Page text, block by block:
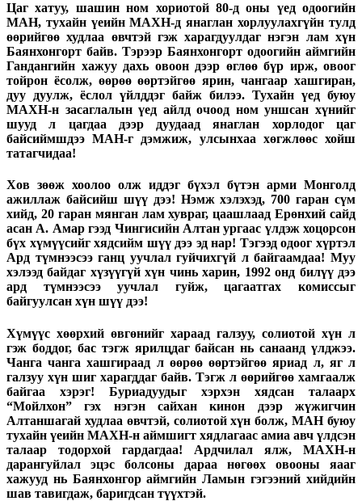
Цаг хатуу, шашин ном хориотой 80-д оны үед одоогийн
МАН, тухайн үеийн МАХН-д янаглан хорлуулахгүйн тулд
өөрийгөө худлаа өвчтэй гэж харагдуулдаг нэгэн лам хүн
Баянхонгорт байв. Тэрээр Баянхонгорт одоогийн аймгийн
Гандангийн хажуу дахь овоон дээр өглөө бүр ирж, овоог
тойрон ёсолж, өөрөө өөртэйгөө ярин, чангаар хашгиран,
дуу дуулж, ёслол үйлддэг байж билээ. Тухайн үед буюу
МАХН-н засаглалын үед айлд очоод ном уншсан хүнийг
шууд л цагдаа дээр дуудаад янаглан хорлодог цаг
байсиймшдээ МАН-г дэмжиж, улсынхаа хөгжлөөс хойш
татагчидаа!
Хов зөөж хоолоо олж иддэг бүхэл бүтэн арми Монголд
ажиллаж байсийш шүү дээ! Нэмж хэлэхэд, 700 гаран сүм
хийд, 20 гаран мянган лам хувраг, цаашлаад Ерөнхий сайд
асан А. Амар гээд Чингисийн Алтан ургаас үлдэж хоцорсон
бүх хүмүүсийг хядсийм шүү дээ эд нар! Тэгээд одоог хүртэл
Ард түмнээсээ ганц уучлал гуйчихгүй л байгаамдаа! Муу
хэлээд байдаг хүзүүгүй хүн чинь харин, 1992 онд билүү дээ
ард түмнээсээ уучлал гуйж, цагаатгах комиссыг
байгуулсан хүн шүү дээ!
Хүмүүс хөөрхий өвгөнийг хараад галзуу, солиотой хүн л
гэж боддог, бас тэгж ярилцдаг байсан нь санаанд үлджээ.
Чанга чанга хашгираад л өөрөө өөртэйгөө яриад л, яг л
галзуу хүн шиг харагддаг байв. Тэгж л өөрийгөө хамгаалж
байгаа хэрэг! Буриадуудыг хэрхэн хядсан талаарх
“Мойлхон” гэх нэгэн сайхан кинон дээр жүжигчин
Алтаншагай худлаа өвчтэй, солиотой хүн болж, МАН буюу
тухайн үеийн МАХН-н аймшигт хядлагаас амиа авч үлдсэн
талаар тодорхой гардагдаа! Ардчилал ялж, МАХН-н
дарангуйлал эцэс болсоны дараа нөгөөх овооны яааг
хажууд нь Баянхонгор аймгийн Ламын гэгээний хийдийн
шав тавигдаж, баригдсан түүхтэй.